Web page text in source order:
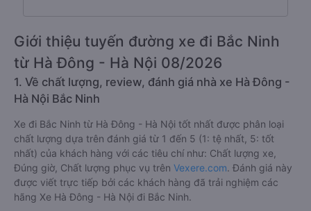
Giới thiệu tuyến đường xe đi Bắc Ninh
1. Về chất lượng, review, đánh giá nhà xe Hà Đông -
Hà Nội Bắc Ninh
Xe đi Bắc Ninh từ Hà Đông - Hà Nội tốt nhất được phân loại
chất lượng dựa trên đánh giá từ 1 đến 5 (1: tệ nhất, 5: tốt
nhất) của khách hàng với các tiêu chí như: Chất lượng xe,